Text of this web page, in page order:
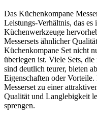
Das Küchenkompane
Leistungs-Verhältnis, das
Küchenwerkzeuge
Messersets ähnlicher
Küchenkompane Set nicht
überlegen ist. Viele Sets,
sind deutlich teurer, bieten
Eigenschaften oder
Messerset zu einer
Qualität und Langlebigkeit
sprengen.